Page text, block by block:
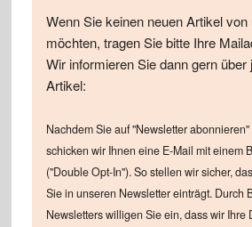
Wenn Sie keinen neuen Artikel
möchten, tragen Sie bitte Ihre
Wir informieren Sie dann gern über
Artikel:
Nachdem Sie auf "Newsletter
schicken wir Ihnen eine E-Mail mit einem
("Double Opt-In"). So stellen wir sicher,
Sie in unseren Newsletter einträgt. Durch
Newsletters willigen Sie ein, dass wir Ihre